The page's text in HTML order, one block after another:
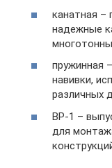
канатная –
надежные
пружинная
навивки,
различных
ВР-1 –
для